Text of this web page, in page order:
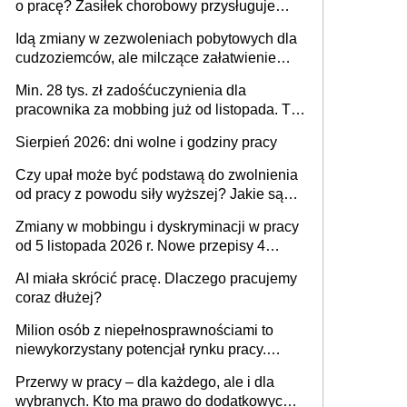
o pracę? Zasiłek chorobowy przysługuje
dni od ustania stosunku pracy
Idą zmiany w zezwoleniach pobytowych dla
cudzoziemców, ale milczące załatwienie
Min. 28 tys. zł zadośćuczynienia dla
pracownika za mobbing już od listopada. To
zespołu
Sierpień 2026: dni wolne i godziny pracy
Czy upał może być podstawą do zwolnienia
od pracy z powodu siły wyższej? Jakie są
Zmiany w mobbingu i dyskryminacji w pracy
od 5 listopada 2026 r. Nowe przepisy 4
Ustaw
AI miała skrócić pracę. Dlaczego pracujemy
coraz dłużej?
Milion osób z niepełnosprawnościami to
niewykorzystany potencjał rynku pracy.
dofinansowań czy refundacji, ale bariery po
Przerwy w pracy – dla każdego, ale i dla
wybranych. Kto ma prawo do dodatkowych